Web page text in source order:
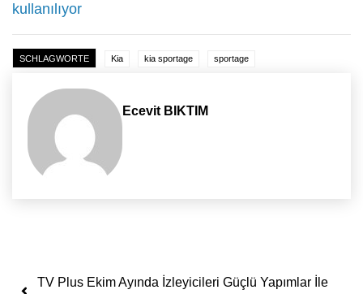
kullanılıyor
SCHLAGWORTE Kia kia sportage sportage
Ecevit BIKTIM
Yazı dolaşımı
TV Plus Ekim Ayında İzleyicileri Güçlü Yapımlar İle